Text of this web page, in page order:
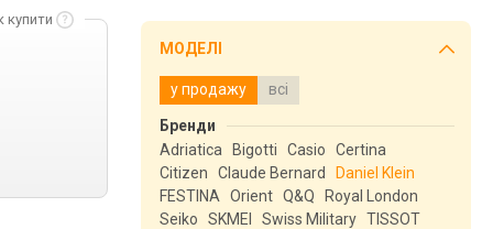
купити
МОДЕЛІ
у продажу всі
Бренди
Adriatica
Bigotti Casio
Certina
Citizen
Claude Bernard
Daniel Klein
FESTINA
Orient Q&Q
Royal London
Seiko
SKMEI Swiss Military TISSOT